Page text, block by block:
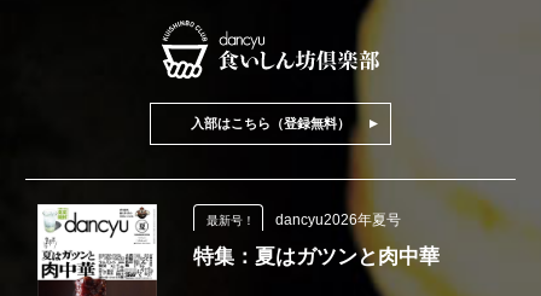
入部はこちら（登録無料）
最新号！ dancyu2026年夏号
特集：夏はガツンと肉中華